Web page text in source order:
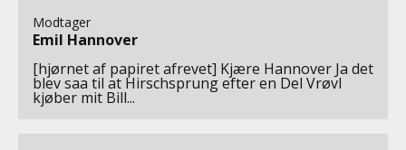
Modtager
Emil Hannover
[hjørnet af papiret afrevet] Kjære Hannover Ja det
blev saa til at Hirschsprung efter en Del Vrøvl
kjøber mit Bill...